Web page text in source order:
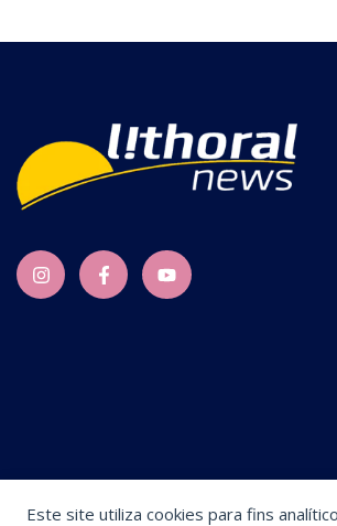
Este site utiliza cookies para fins